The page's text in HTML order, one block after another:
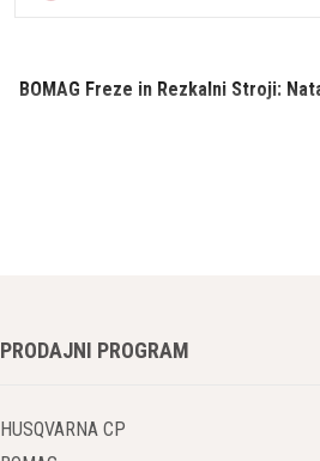
BOMAG Freze in Rezkalni Stroji:
BOMAG freze in rezkalni stroji so
Visoka zmogljivost rezkanja
projektov in omogoča večjo
PRODAJNI PROGRAM
HUSQVARNA CP